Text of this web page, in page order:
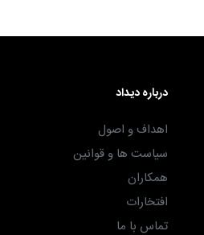
درباره دیداد
اهداف و اصول
سیاست ها و قوانین
همکاران
افتخارات
تماس با ما